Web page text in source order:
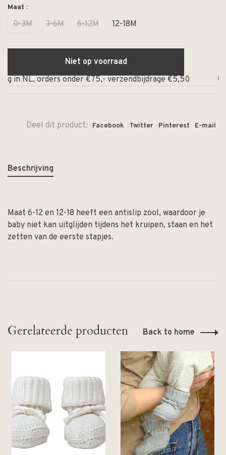
Maat :
0-3M 3-6M 6-12M 12-18M
Niet op voorraad
NL, orders onder €75,- verzendbijdrage €5,50
⏰
Deel dit product: Facebook Twitter Pinterest E-mail
Beschrijving
Maat 6-12 en 12-18 heeft een antislip zool, waardoor je
baby niet kan uitglijden tijdens het kruipen, staan en het
zetten van de eerste stapjes.
Gerelateerde producten Back to home